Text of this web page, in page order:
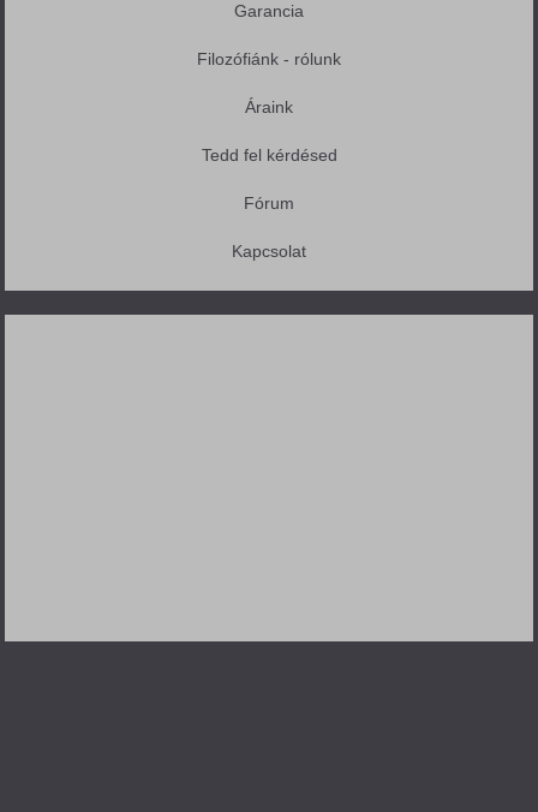
Garancia
Filozófiánk - rólunk
Áraink
Tedd fel kérdésed
Fórum
Kapcsolat